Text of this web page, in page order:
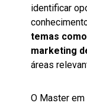
identificar
temas
marketing
áreas
O Master em